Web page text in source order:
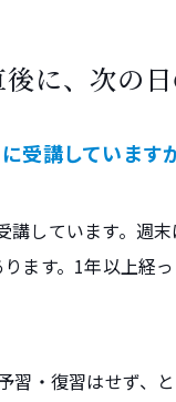
に、次の
受講しています
しています。週
ます。1年以上経
習・復習はせず、